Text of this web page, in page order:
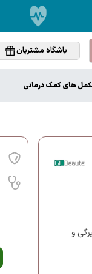
باشگاه مشتریان
های کمک درمانی
و